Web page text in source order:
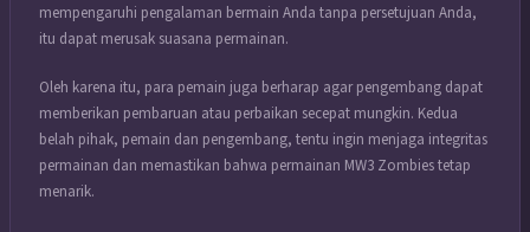
mempengaruhi pengalaman bermain Anda tanpa persetujuan Anda,
itu dapat merusak suasana permainan.
Oleh karena itu, para pemain juga berharap agar pengembang dapat
memberikan pembaruan atau perbaikan secepat mungkin. Kedua
belah pihak, pemain dan pengembang, tentu ingin menjaga integritas
permainan dan memastikan bahwa permainan MW3 Zombies tetap
menarik.